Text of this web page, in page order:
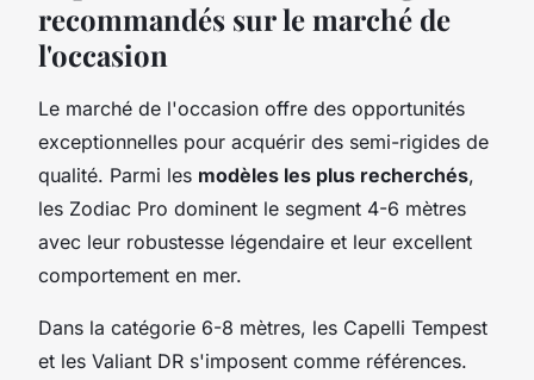
recommandés sur le marché de
l'occasion
Le marché de l'occasion offre des opportunités
exceptionnelles pour acquérir des semi-rigides de
qualité. Parmi les modèles les plus recherchés,
les Zodiac Pro dominent le segment 4-6 mètres
avec leur robustesse légendaire et leur excellent
comportement en mer.
Dans la catégorie 6-8 mètres, les Capelli Tempest
et les Valiant DR s'imposent comme références.